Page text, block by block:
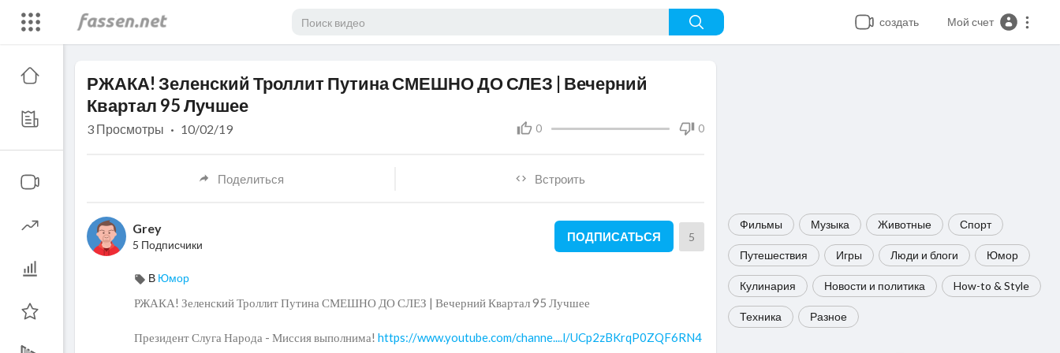
создать Мой счет
Download File: https://www.youtube.com/watch?v=9Vx5TfAIRPw
Фильмы Музыка Животные Спорт
Путешествия Игры Люди и блоги Юмор
Кулинария Новости и политика How-to & Style
Техника Разное
РЖАКА! Зеленский Троллит Путина СМЕШНО ДО СЛЕЗ | Вечерний
Квартал 95 Лучшее
0 0
3 Просмотры · 10/02/19
Поделиться Встроить
Grey
5 Подписчики
ПОДПИСАТЬСЯ 5
В Юмор
РЖАКА! Зеленский Троллит Путина СМЕШНО ДО СЛЕЗ | Вечерний Квартал 95 Лучшее
Президент Слуга Народа - Миссия выполнима! https://www.youtube.com/channe....l/UCp2zBKrqP0ZQF6RN4